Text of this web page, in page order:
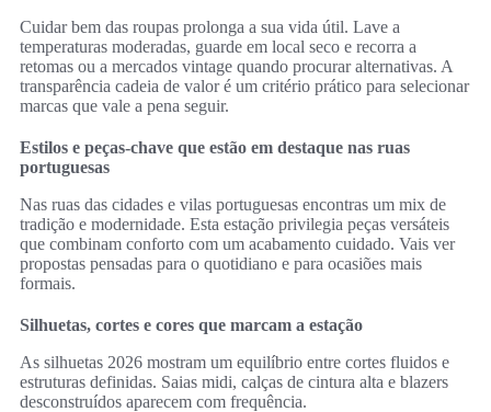
Cuidar bem das roupas prolonga a sua vida útil. Lave a
temperaturas moderadas, guarde em local seco e recorra a
retomas ou a mercados vintage quando procurar alternativas. A
transparência cadeia de valor é um critério prático para selecionar
marcas que vale a pena seguir.
Estilos e peças-chave que estão em destaque nas ruas
portuguesas
Nas ruas das cidades e vilas portuguesas encontras um mix de
tradição e modernidade. Esta estação privilegia peças versáteis
que combinam conforto com um acabamento cuidado. Vais ver
propostas pensadas para o quotidiano e para ocasiões mais
formais.
Silhuetas, cortes e cores que marcam a estação
As silhuetas 2026 mostram um equilíbrio entre cortes fluidos e
estruturas definidas. Saias midi, calças de cintura alta e blazers
desconstruídos aparecem com frequência.